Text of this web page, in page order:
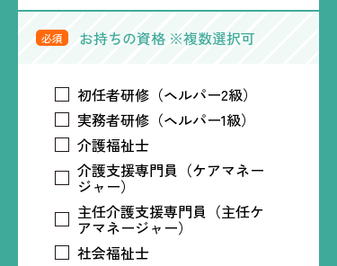
必須 お持ちの資格 ※複数選択可
初任者研修（ヘルパー2級）
実務者研修（ヘルパー1級）
介護福祉士
介護支援専門員（ケアマネー
ジャー）
主任介護支援専門員（主任ケ
アマネージャー）
社会福祉士